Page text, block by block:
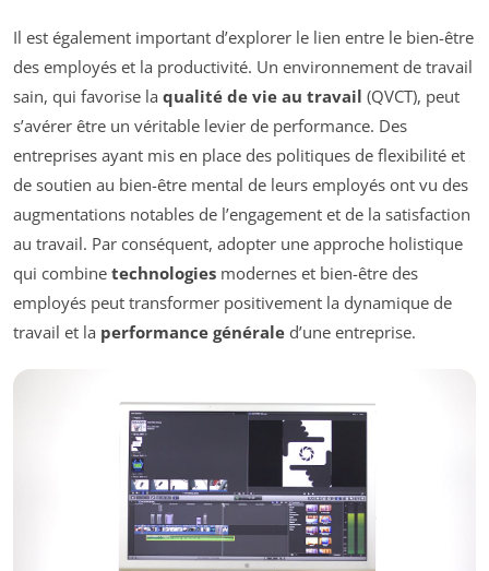
Il est également important d’explorer le lien entre le bien-être
des employés et la productivité. Un environnement de travail
sain, qui favorise la qualité de vie au travail (QVCT), peut
s’avérer être un véritable levier de performance. Des
entreprises ayant mis en place des politiques de flexibilité et
de soutien au bien-être mental de leurs employés ont vu des
augmentations notables de l’engagement et de la satisfaction
au travail. Par conséquent, adopter une approche holistique
qui combine technologies modernes et bien-être des
employés peut transformer positivement la dynamique de
travail et la performance générale d’une entreprise.